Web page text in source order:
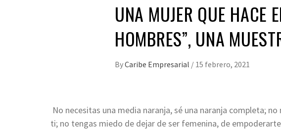
UNA MUJER QUE HACE
HOMBRES”, UNA
ByCaribe Empresarial / 15 febrero, 2021
No necesitas una media naranja, sé una naranja completa;
ti; no tengas miedo de dejar de ser femenina, de